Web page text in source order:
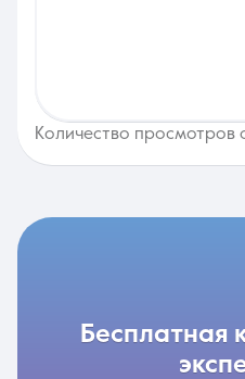
Количество просмотров
бесплатная консультация